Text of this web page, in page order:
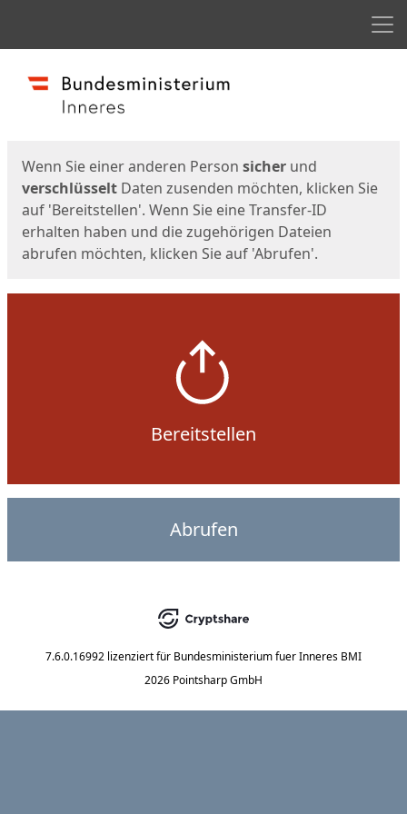
Start
Wenn Sie einer anderen Person sicher und
verschlüsselt Daten zusenden möchten, klicken Sie
auf 'Bereitstellen'. Wenn Sie eine Transfer-ID
erhalten haben und die zugehörigen Dateien
abrufen möchten, klicken Sie auf 'Abrufen'.
Bereitstellen
Abrufen
7.6.0.16992 lizenziert für Bundesministerium fuer Inneres BMI
2026 Pointsharp GmbH